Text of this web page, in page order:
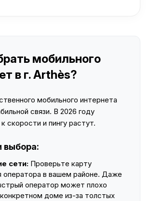
мобильного
в г. Arthès?
мобильного интернета
связи. В 2026 году
скорости и пингу растут.
выбора:
сети: Проверьте карту
оператора в вашем районе. Даже
оператор может плохо
доме из-за толстых